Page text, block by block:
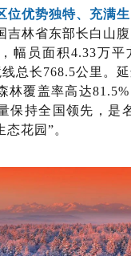
位优势独特、充满生
吉林省东部长白山
幅员面积4.33万平
总长768.5公里。延
林覆盖率高达
保持全国领先，是
态花园”。